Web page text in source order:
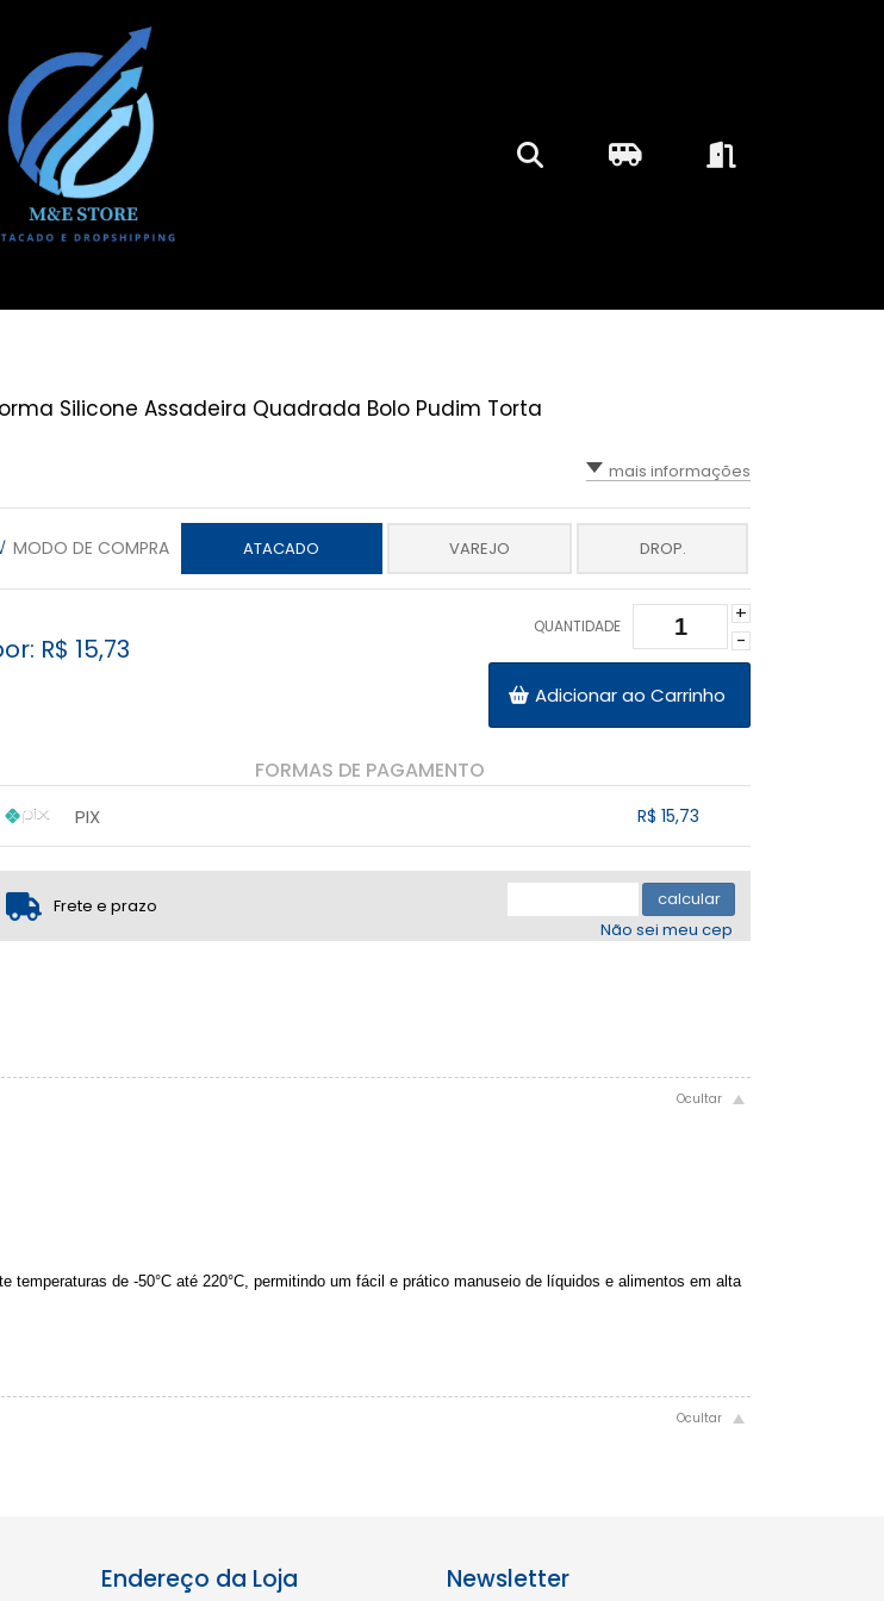
Silicone Assadeira Quadrada Bolo Pudim Torta
mais informações
MODO DE COMPRA ATACADO VAREJO DROP.
R$ 15,73
QUANTIDADE
+
-
Adicionar ao Carrinho
FORMAS DE PAGAMENTO
PIX
R$ 15,73
... ....
Frete e prazo
calcular
Não sei meu cep
de -50°C até 220°C, permitindo um fácil e prático manuseio de líquidos e alimentos em alta
Endereço da Loja Newsletter